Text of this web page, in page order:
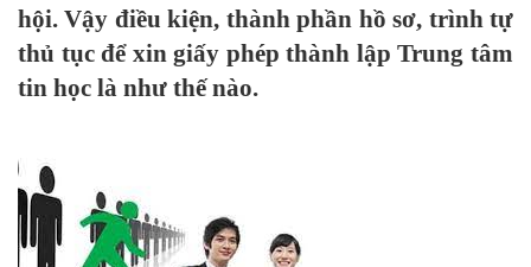
hội. Vậy điều kiện, thành phần hồ sơ, trình tự
thủ tục để xin giấy phép thành lập Trung tâm
tin học là như thế nào.